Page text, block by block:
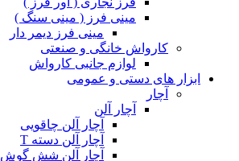
مینی فرز ( مینی سنگ )
مینی فرز دیمر دار
کارواش خانگی و صنعتی
لوازم جانبی کارواش
ابزار های دستی و عمومی
آچار
آچار آلن
آچار آلن چاقویی
آچار آلن دسته T
آچار آلن شش گوش